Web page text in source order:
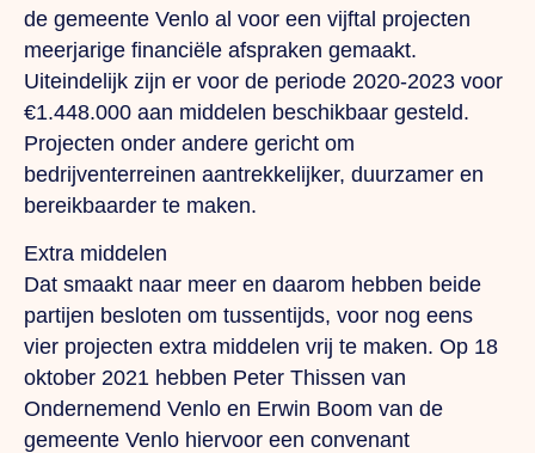
de gemeente Venlo al voor een vijftal projecten
meerjarige financiële afspraken gemaakt.
Uiteindelijk zijn er voor de periode 2020-2023 voor
€1.448.000 aan middelen beschikbaar gesteld.
Projecten onder andere gericht om
bedrijventerreinen aantrekkelijker, duurzamer en
bereikbaarder te maken.
Extra middelen
Dat smaakt naar meer en daarom hebben beide
partijen besloten om tussentijds, voor nog eens
vier projecten extra middelen vrij te maken. Op 18
oktober 2021 hebben Peter Thissen van
Ondernemend Venlo en Erwin Boom van de
gemeente Venlo hiervoor een convenant